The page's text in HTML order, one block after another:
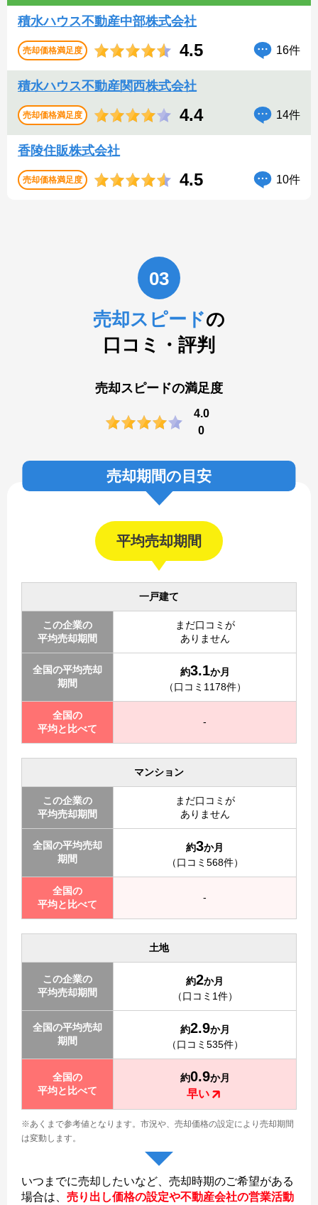
積水ハウス不動産中部株式会社
売却価格満足度 4.5 16件
積水ハウス不動産関西株式会社
売却価格満足度 4.4 14件
香陵住販株式会社
売却価格満足度 4.5 10件
03
売却スピードの
口コミ・評判
売却スピードの満足度
4.0
0
売却期間の目安
平均売却期間
一戸建て
この企業の
平均売却期間
まだ口コミが
ありません
全国の平均売却
期間
約3.1か月
（口コミ1178件）
全国の
平均と比べて
-
マンション
この企業の
平均売却期間
まだ口コミが
ありません
全国の平均売却
期間
約3か月
（口コミ568件）
全国の
平均と比べて
-
土地
この企業の
平均売却期間
約2か月
（口コミ1件）
全国の平均売却
期間
約2.9か月
（口コミ535件）
全国の
平均と比べて
約0.9か月
早い
※あくまで参考値となります。 市況や、売却価格の設定により売却期間
は変動します。
いつまでに売却したいなど、売却時期のご希望がある
場合は、 売り出し価格の設定や不動産会社の営業活動